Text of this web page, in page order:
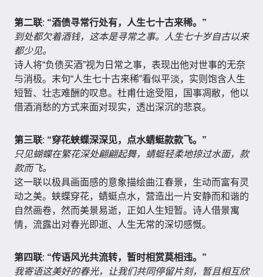
第二联: “酒债寻常行处有，人生七十古来稀。”
到处都欠着酒钱，这本是寻常之事。人生七十岁自古以来
都少见。
诗人将“负债买酒”视为日常之事，表现出他对世事的无奈
与消极。末句“人生七十古来稀”看似平淡，实则饱含人生
短暂、壮志难酬的叹息。杜甫仕途受阻，国事凋敝，他以
借酒消愁的方式来面对现实，透出深沉的悲哀。
第三联: “穿花蛱蝶深深见，点水蜻蜓款款飞。”
只见蝴蝶在繁花深处翩翩起舞，蜻蜓轻柔地掠过水面，款
款而飞。
这一联以极具画面感的意象描绘曲江春景，生动而富有灵
动之美。蛱蝶穿花，蜻蜓点水，营造出一片安静而和谐的
自然画卷，然而美景易逝，正如人生短暂。诗人借景寓
情，流露出对春光即逝、人生无常的深切感慨。
第四联: “传语风光共流转，暂时相赏莫相违。”
我寄语这美好的春光，让我们共同停留片刻，暂且相互欣